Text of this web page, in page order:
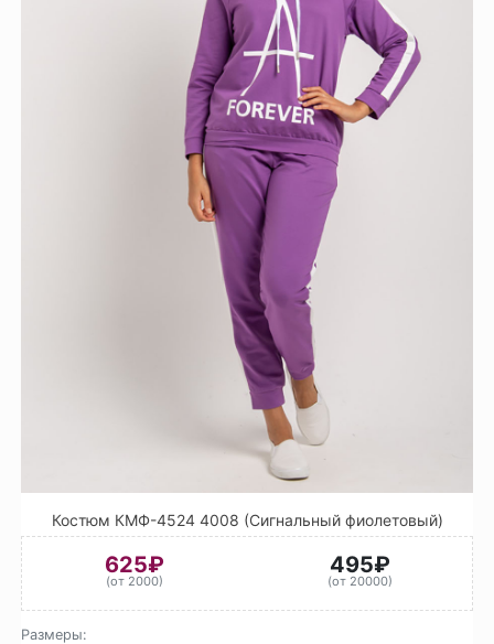
Костюм КМФ-4524 4008 (Сигнальный фиолетовый)
625₽
(от 2000)
495₽
(от 20000)
Размеры: